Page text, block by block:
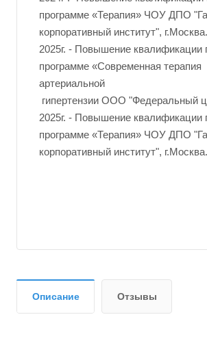
программе «Терапия» ЧОУ ДПО
корпоративный институт", г.Москва.
2025г. - Повышение квалификации
программе «Современная терапия
артериальной
гипертензии ООО "Федеральный
2025г. - Повышение квалификации
программе «Терапия» ЧОУ ДПО
корпоративный институт", г.Москва.
Описание Отзывы